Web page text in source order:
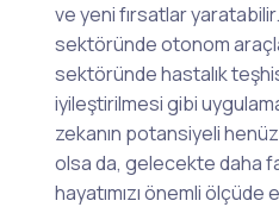
ve yeni fırsatlar
sektöründe otonom
sektöründe hastalık
iyileştirilmesi gibi
zekanın potansiyeli
olsa da, gelecekte daha
hayatımızı önemli